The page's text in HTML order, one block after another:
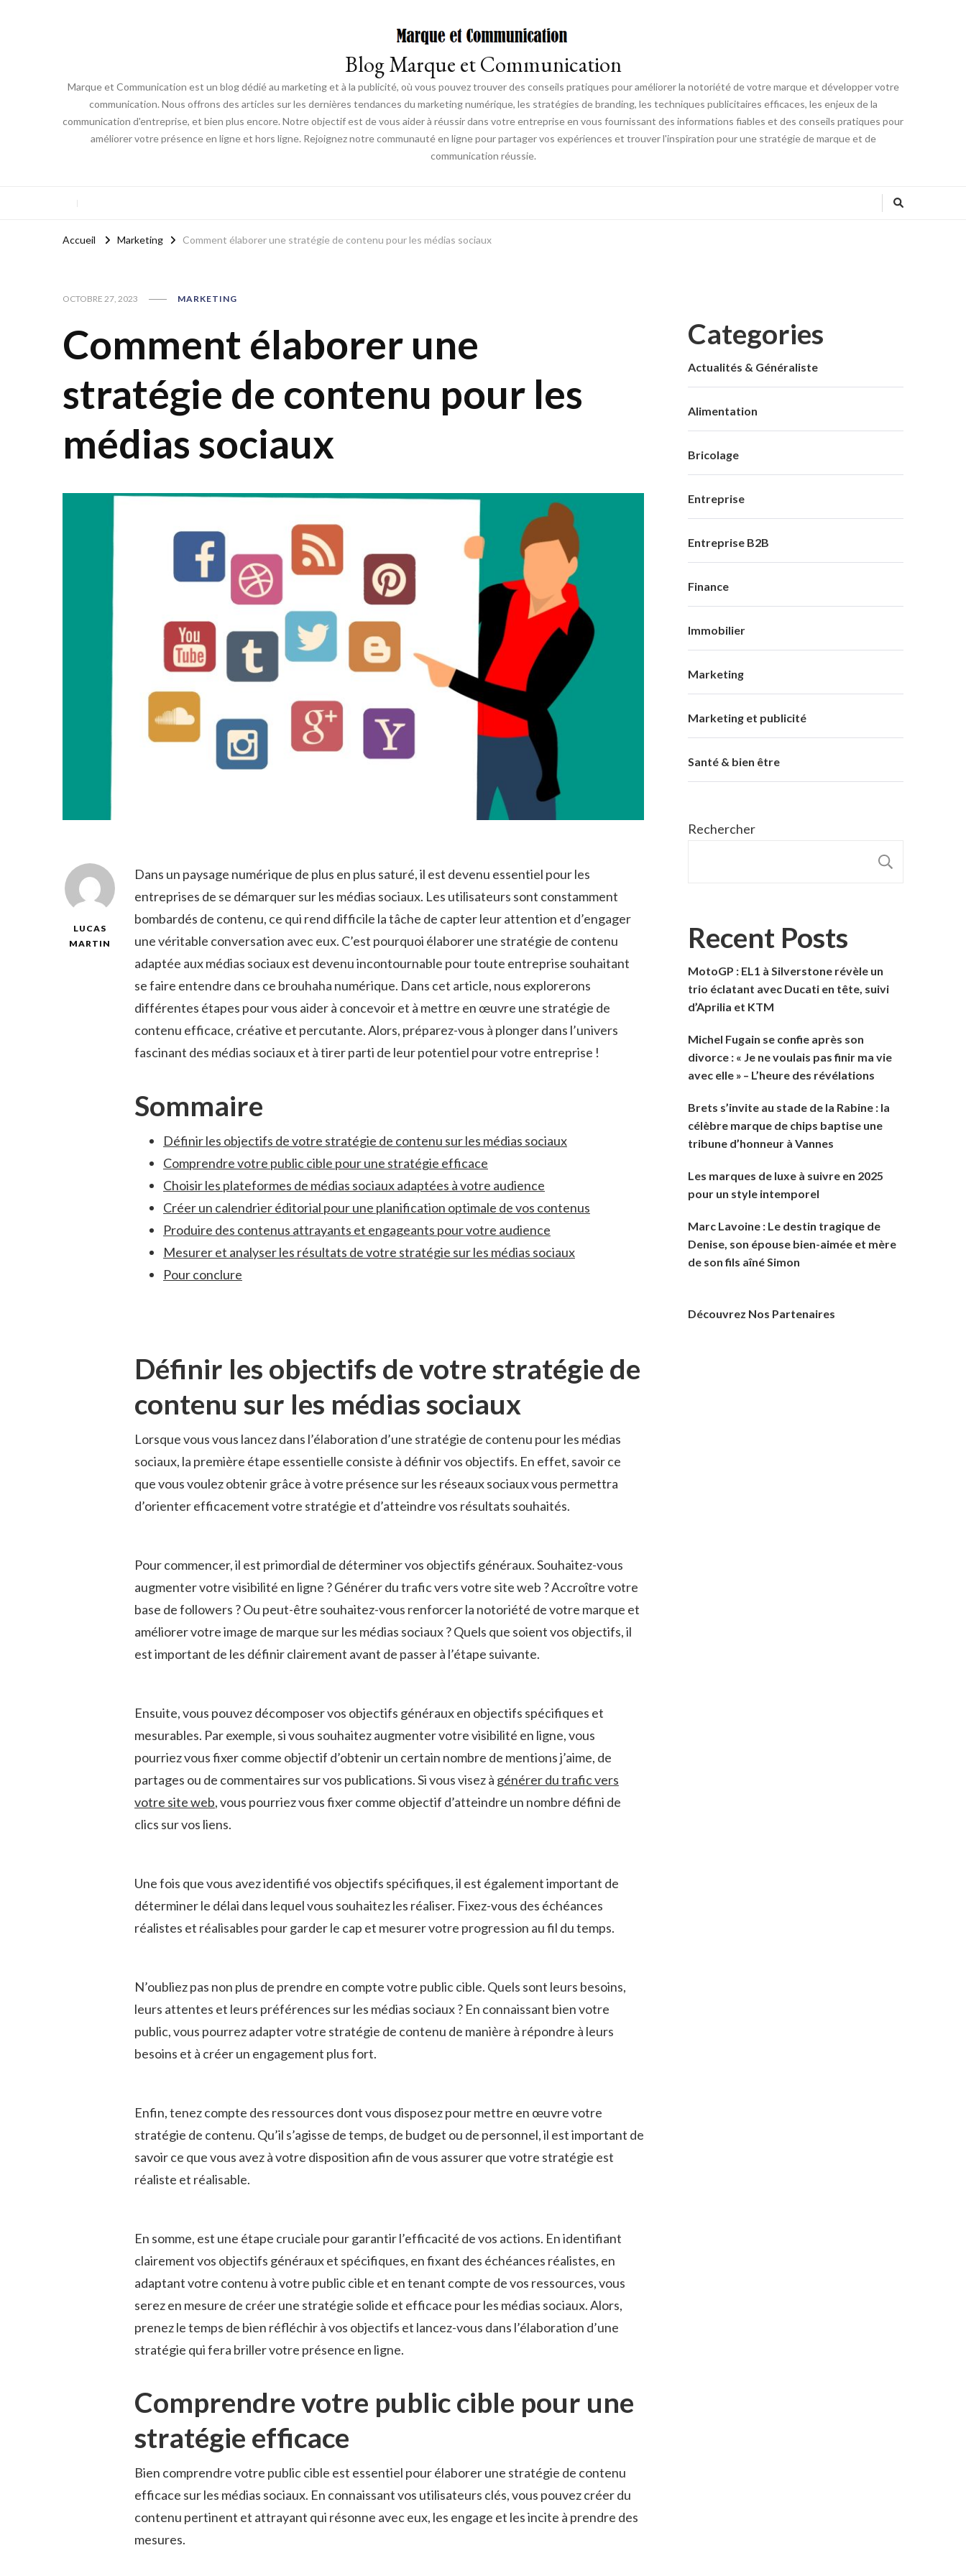
Blog Marque et Communication
Marque et Communication est un blog dédié au marketing et à la publicité, où vous pouvez trouver des conseils pratiques pour améliorer la notoriété de votre marque et développer votre
communication. Nous offrons des articles sur les dernières tendances du marketing numérique, les stratégies de branding, les techniques publicitaires efficaces, les enjeux de la
communication d'entreprise, et bien plus encore. Notre objectif est de vous aider à réussir dans votre entreprise en vous fournissant des informations fiables et des conseils pratiques pour
améliorer votre présence en ligne et hors ligne. Rejoignez notre communauté en ligne pour partager vos expériences et trouver l'inspiration pour une stratégie de marque et de
communication réussie.
Accueil Marketing Comment élaborer une stratégie de contenu pour les médias sociaux
OCTOBRE 27, 2023 MARKETING
Comment élaborer une
stratégie de contenu pour les
médias sociaux
LUCAS
MARTIN
Dans un ⁣paysage numérique de plus⁣ en plus ⁤saturé, il est ⁣devenu essentiel pour les
entreprises de se⁣ démarquer sur les médias sociaux. Les ⁣utilisateurs sont constamment
bombardés de ⁣contenu, ce qui rend ⁣difficile la tâche de capter leur attention‍ et d’engager
une véritable‍ conversation avec eux. C’est pourquoi élaborer‍ une stratégie de contenu
adaptée aux médias sociaux⁢ est devenu incontournable ​pour toute⁢ entreprise souhaitant
‍se faire entendre⁣ dans ce brouhaha⁢ numérique. Dans cet article, nous explorerons
différentes étapes pour vous⁣ aider⁢ à ⁣concevoir et à ⁤mettre ‌en ‌œuvre une ​stratégie ⁤de
contenu ⁤efficace, créative‌ et ​percutante. Alors, préparez-vous à plonger⁤ dans ⁤l’univers
fascinant des médias sociaux et à ⁣tirer parti⁣ de leur potentiel pour votre entreprise !
Sommaire
Définir les objectifs de votre stratégie de‌ contenu‌ sur les médias sociaux
Comprendre votre public ​cible pour une stratégie efficace
Choisir⁢ les plateformes de médias sociaux adaptées ‌à ‌votre audience
Créer un calendrier éditorial pour une planification optimale de vos‌ contenus
Produire des⁣ contenus‍ attrayants et engageants ‌pour votre‍ audience
Mesurer et analyser‌ les résultats de votre stratégie sur⁢ les médias sociaux
Pour ‌conclure
Définir ​les objectifs ⁣de votre stratégie de
contenu sur⁤ les médias⁤ sociaux
Lorsque vous vous lancez dans⁤ l’élaboration ⁢d’une stratégie ​de contenu ‍pour ⁤les médias
sociaux,​ la ⁣première étape essentielle⁣ consiste à définir ⁤vos​ objectifs. En effet, savoir ce
que vous voulez obtenir grâce à votre présence sur les‍ réseaux sociaux vous permettra
d’orienter efficacement votre stratégie⁤ et d’atteindre vos ⁣résultats souhaités.
Pour commencer, il est primordial ⁤de déterminer ⁣vos objectifs généraux. ​Souhaitez-vous⁣
augmenter ⁤votre visibilité ⁣en ligne ? ‍Générer du trafic vers votre site web ? Accroître votre
⁣base⁢ de followers​ ? Ou peut-être souhaitez-vous renforcer la ‌notoriété ‌de ⁢votre marque et
améliorer votre image de ‌marque ‌sur les médias sociaux ⁢? Quels que soient vos objectifs, il ​
est important de les​ définir⁤ clairement⁣ avant de passer à l’étape suivante.
Ensuite, vous pouvez décomposer vos objectifs⁤ généraux en objectifs⁣ spécifiques et
mesurables. Par‌ exemple, si vous ⁣souhaitez augmenter ⁢votre​ visibilité en ligne, vous
pourriez ‍vous fixer comme objectif d’obtenir un certain nombre de mentions j’aime, de
partages ⁤ou ​de commentaires sur vos publications. Si vous​ visez⁤ à‌ générer du⁢ trafic ⁣vers
votre site web, vous⁢ pourriez vous fixer comme‌ objectif d’atteindre un nombre ​défini de
⁤clics​ sur vos‍ liens.
Une fois que ​vous⁢ avez ‌identifié ⁢vos objectifs ⁣spécifiques, il⁤ est ​également important de
déterminer le délai dans lequel vous souhaitez​ les réaliser. Fixez-vous des échéances
réalistes et réalisables pour garder ‍le cap ‍et mesurer votre progression​ au fil du⁢ temps.
N’oubliez pas non ⁣plus de ⁣prendre en compte votre public cible. Quels sont leurs ‍besoins,⁣
leurs attentes et​ leurs⁣ préférences sur les médias sociaux⁤ ? En connaissant⁣ bien votre
public, vous pourrez adapter⁢ votre stratégie‌ de contenu de manière à répondre à leurs
besoins et à ‌créer un engagement plus fort.
Enfin, tenez compte ‍des ressources ⁢dont vous disposez pour ‌mettre en ⁢œuvre votre
stratégie ‌de contenu. Qu’il s’agisse ⁤de temps, de budget ou de personnel, il ⁣est ‌important de‍
savoir ce que vous avez à votre disposition afin de⁤ vous ​assurer que votre stratégie⁢ est
réaliste et réalisable.
En somme,‌ est⁤ une‍ étape ⁤cruciale pour garantir l’efficacité de‌ vos actions. En identifiant⁢
clairement vos objectifs généraux et spécifiques, en fixant ⁤des échéances⁣ réalistes,‍ en
adaptant⁤ votre contenu⁢ à ​votre public cible et en tenant compte de vos ressources, vous⁢
serez en ​mesure ‌de créer une stratégie solide et ⁢efficace pour ‍les médias sociaux. Alors,
prenez le temps de bien réfléchir​ à vos objectifs et lancez-vous dans l’élaboration d’une
stratégie qui fera​ briller votre présence en⁢ ligne.
Comprendre votre public cible ‍pour‌ une
stratégie efficace
Bien comprendre votre public​ cible est essentiel​ pour⁣ élaborer⁣ une ⁣stratégie de contenu
efficace sur ‍les‍ médias sociaux. ⁣En connaissant vos ‍utilisateurs clés, vous pouvez créer du
contenu pertinent et​ attrayant qui résonne avec eux, les engage ‌et les incite à ⁤prendre⁣ des
⁢mesures.
Categories
Actualités & Généraliste
Alimentation
Bricolage
Entreprise
Entreprise B2B
Finance
Immobilier
Marketing
Marketing et publicité
Santé & bien être
Rechercher
Recent Posts
MotoGP : EL1 à Silverstone révèle un
trio éclatant avec Ducati en tête, suivi
d’Aprilia et KTM
Michel Fugain se confie après son
divorce : « Je ne voulais pas finir ma vie
avec elle » – L’heure des révélations
Brets s’invite au stade de la Rabine : la
célèbre marque de chips baptise une
tribune d’honneur à Vannes
Les marques de luxe à suivre en 2025
pour un style intemporel
Marc Lavoine : Le destin tragique de
Denise, son épouse bien-aimée et mère
de son fils aîné Simon
Découvrez Nos Partenaires